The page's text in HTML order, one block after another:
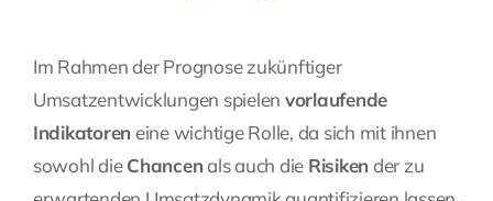
Im Rahmen der Prognose zukünftiger
Umsatzentwicklungen spielen vorlaufende
Indikatoren eine wichtige Rolle, da sich mit ihnen
sowohl dieChancenals auch die Risiken der zu